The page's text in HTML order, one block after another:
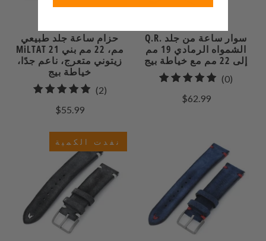
حزام ساعة جلد طبيعي
MiLTAT 21 مم، 22 مم بني
زيتوني متعرج، ناعم جدًا،
خياطة بيج
(2)2
$55.99
Q.R. سوار ساعة من جلد
الشمواه الرمادي 19 مم
إلى 22 مم مع خياطة بيج
(0)
$62.99
نفدت الكمية